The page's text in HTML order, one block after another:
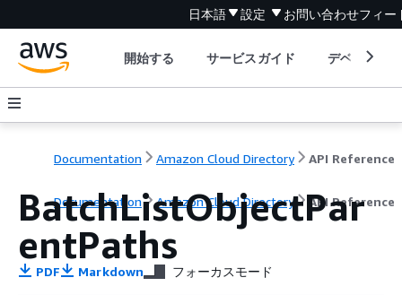
日本語 設定 お問い合わせフィー
開始する サービスガイド デベロッパ
Documentation Amazon Cloud Directory API Reference
Documentation Amazon Cloud Directory API Reference
BatchListObjectPar
entPaths
PDF Markdown フォーカスモード